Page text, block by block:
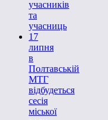
учасників
та
учасниць
17
липня
в
Полтавській
МТГ
відбудеться
сесія
міської